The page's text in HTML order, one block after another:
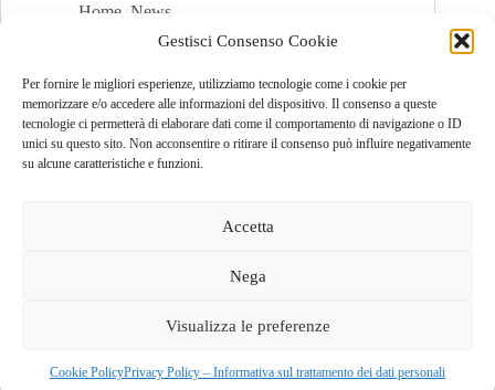
Gestisci Consenso Cookie
Per fornire le migliori esperienze, utilizziamo tecnologie come i cookie per
memorizzare e/o accedere alle informazioni del dispositivo. Il consenso a queste
tecnologie ci permetterà di elaborare dati come il comportamento di navigazione o ID
unici su questo sito. Non acconsentire o ritirare il consenso può influire negativamente
su alcune caratteristiche e funzioni.
Accetta
Nega
Visualizza le preferenze
Cookie PolicyPrivacy Policy – Informativa sul trattamento dei dati personali
Home News
Leggi tutto
Forum
Leader
2020
–
Via Valmarina, 25 – 24123Bergamo| C.F. 04240740169 –
Copyright © 2026 - Tema WordPress sviluppato daCreative